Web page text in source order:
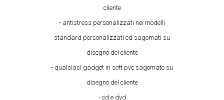
cliente
- antistress personalizzati nei modelli
standard personalizzati ed sagomati su
disegno del cliente
- qualsiasi gadget in soft pvc sagomato su
disegno del cliente
- cd e dvd